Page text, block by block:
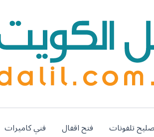
تلفونات فتح اقفال فني كاميرات